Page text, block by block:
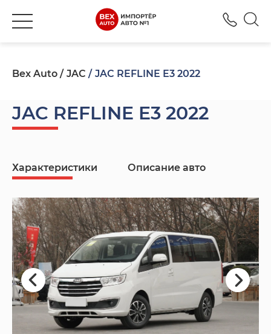
Bex Auto JAC JAC REFLINE E3 2022
JAC REFLINE E3 2022
Характеристики Описание авто